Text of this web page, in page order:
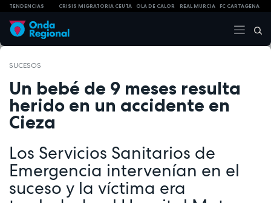
TENDENCIAS CRISIS MIGRATORIA CEUTA OLA DE CALOR REAL MURCIA FC CARTAGENA
SUCESOS
Un bebé de 9 meses resulta
herido en un accidente en
Cieza
Los Servicios Sanitarios de
Emergencia intervenían en el
suceso y la víctima era